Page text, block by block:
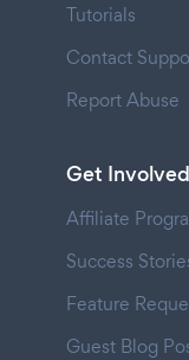
Tutorials
Contact
Report Abuse
Get Involved
Affiliate
Success
Feature
Guest Blog